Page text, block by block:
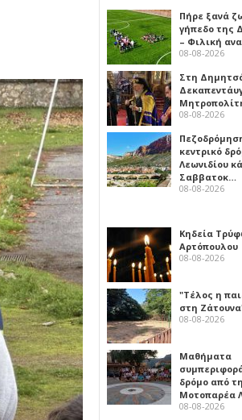
Πήρε ξανά
γήπεδο της
– Φιλική
08-08-2026
Στη
08-08-2026
κεντρικό
Λεωνιδίου
Σαββατοκ…
08-08-2026
Κηδεία
Αρτόπουλου
08-08-2026
"Τέλος η
στη
08-08-2026
Μαθήματα
δρόμο από τη
Μοτοπαρέα
08-08-2026